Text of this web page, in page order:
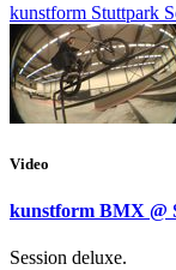
kunstform Stuttpark
Video
kunstform BMX @
Session deluxe.